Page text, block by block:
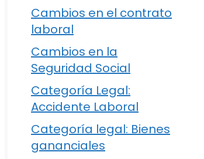
Cambios en el contrato
laboral
Cambios en la
Seguridad Social
Categoría Legal:
Accidente Laboral
Categoría legal: Bienes
gananciales